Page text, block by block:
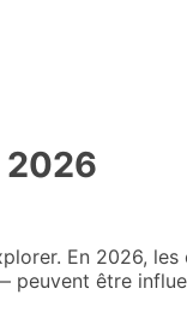
2026
En 2026, les
être